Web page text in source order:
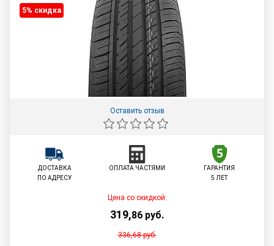
5% cкидка
Оставить отзыв
ДОСТАВКА
ПО АДРЕСУ
ОПЛАТА ЧАСТЯМИ
ГАРАНТИЯ
5 ЛЕТ
Цена со скидкой:
319,86 руб.
336,68руб.